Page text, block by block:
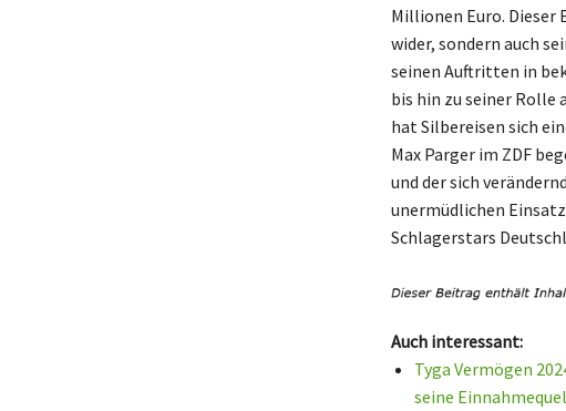
Millionen Euro.
wider, sondern auch
seinen Auftritten in
bis hin zu seiner Rolle
hat Silbereisen sich
Max Parger im ZDF
und der sich
unermüdlichen
Schlagerstars
Auch interessant:
Tyga Vermögen
seine